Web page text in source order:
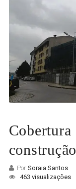
Cobertura
construção
Por Soraia Santos
463 visualizações